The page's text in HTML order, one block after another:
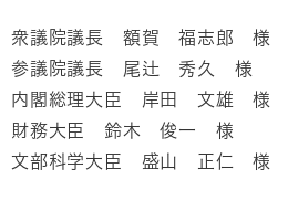
衆議院議長 額賀 福志郎 様
参議院議長 尾辻 秀久 様
内閣総理大臣 岸田 文雄 様
財務大臣 鈴木 俊一 様
文部科学大臣 盛山 正仁 様